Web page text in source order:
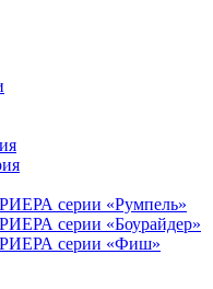
серии «Румпель»
серии «Боурайдер»
серии «Фиш»